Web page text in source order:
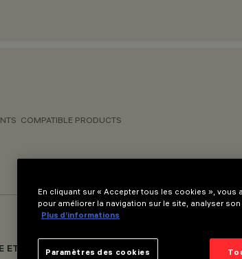
COMPATIBLE PRODUCTS
ET ALIMENTATION
En cliquant sur « Accepter tous les cookies »,
pour améliorer la navigation sur le site, analyser
Plus d’informations
Paramètres des cookies